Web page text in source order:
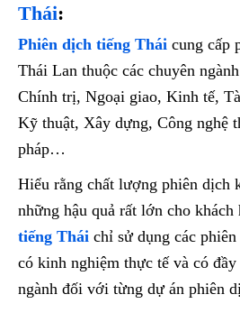
Thái:
Phiên dịch tiếng Thái cung cấp
Thái Lan thuộc các chuyên
Chính trị, Ngoại giao, Kinh tế,
Kỹ thuật, Xây dựng, Công nghệ
pháp…
Hiểu rằng chất lượng phiên dịch
những hậu quả rất lớn cho khách
tiếng Thái chỉ sử dụng các
có kinh nghiệm thực tế và có
ngành đối với từng dự án phiên